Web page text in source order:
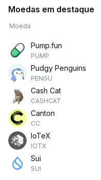
Moedas em destaque
Moeda
Pump.fun
PUMP
Pudgy Penguins
PENGU
Cash Cat
CASHCAT
Canton
CC
IoTeX
IOTX
Sui
SUI